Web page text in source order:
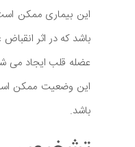
این بیماری ممکن
باشد که در اثر
عضله قلب ایجاد می
این وضعیت ممکن
باشد.